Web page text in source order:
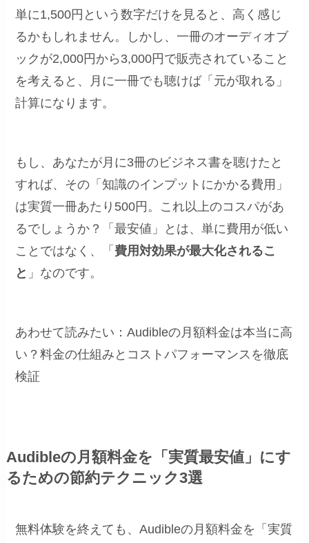
単に1,500円という数字だけを見ると、高く感じ
るかもしれません。しかし、一冊のオーディオブ
ックが2,000円から3,000円で販売されていること
を考えると、月に一冊でも聴けば「元が取れる」
計算になります。
もし、あなたが月に3冊のビジネス書を聴けたと
すれば、その「知識のインプットにかかる費用」
は実質一冊あたり500円。これ以上のコスパがあ
るでしょうか？「最安値」とは、単に費用が低い
ことではなく、「費用対効果が最大化されるこ
と 」なのです。
あわせて読みたい：Audibleの月額料金は本当に高
い？料金の仕組みとコストパフォーマンスを徹底
検証
Audibleの月額料金を「実質最安値」にす
るための節約テクニック3選
無料体験を終えても、Audibleの月額料金を「実質